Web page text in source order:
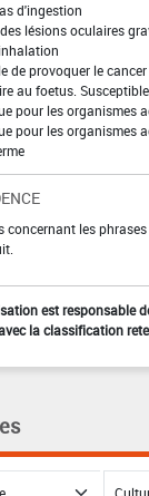
d'ingestion
lésions oculaires
de provoquer le cancer
au foetus.
pour les organismes
pour les organismes
les phrases
est responsable
la classification